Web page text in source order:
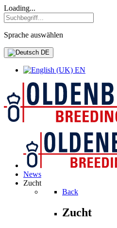
Loading...
Sprache auswählen
DE
EN
News
Zucht
Back
Zucht